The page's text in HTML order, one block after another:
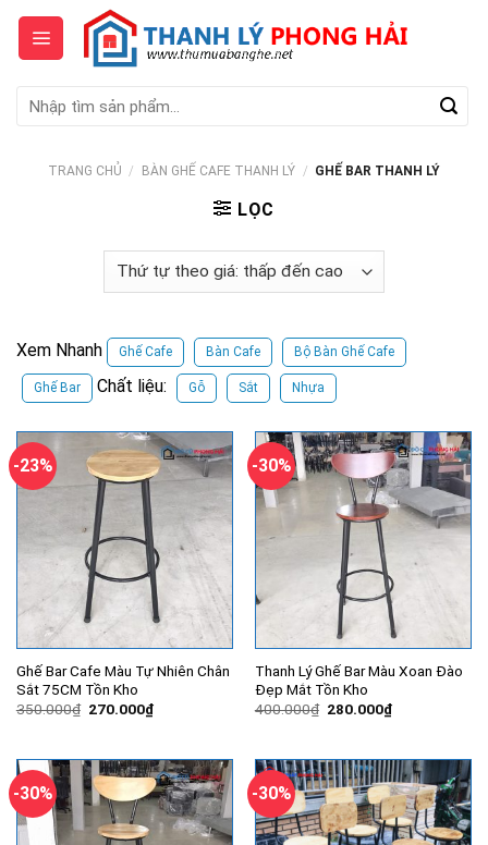
Skip
content
kiếm:
TRANG CHỦ / BÀN GHẾ CAFE THANH LÝ / GHẾ BAR THANH LÝ
LỌC
Xem Nhanh Ghế Cafe Bàn Cafe Bộ Bàn Ghế Cafe
Ghế Bar Chất liệu: Gỗ Sắt Nhựa
-23%
Ghế Bar Cafe Màu Tự Nhiên Chân
Sắt 75CM Tồn Kho
350.000₫ Giá
270.000₫Giá
hiện
270.000₫.
-30%
Thanh Lý Ghế Bar Màu Xoan Đào
Đẹp Mắt Tồn Kho
400.000₫ Giá
280.000₫Giá
hiện
280.000₫.
-30% -30%